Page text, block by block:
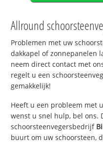
Allround
Problemen met uw
dakkapel of zonnepanelen
neem direct contact met
regelt u een
gemakkelijk!
Heeft u een probleem met
wenst u snel hulp, bel ons.
schoorsteenvegersbedrijf
buurt om uw schoorsteen,